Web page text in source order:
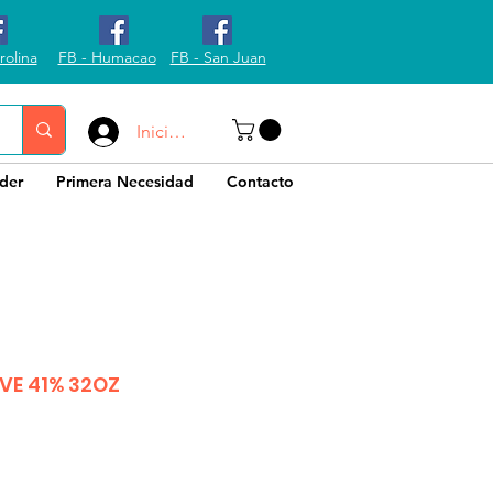
FB - Humacao FB - San Juan
Iniciar sesión
Primera Necesidad Contacto
41% 32OZ